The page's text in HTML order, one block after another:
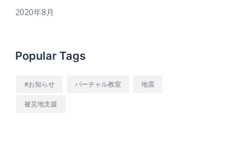
2020年8月
Popular Tags
#お知らせ バーチャル教室 地震
被災地支援